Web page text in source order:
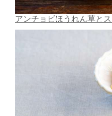
アンチョビほうれん草と